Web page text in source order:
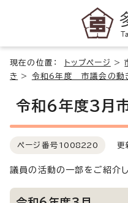
現在の位置： トップページ >
き > 令和6年度 市議会の動
令和6年度3月
ページ番号 1008220 更
議員の活動の一部をご紹介し